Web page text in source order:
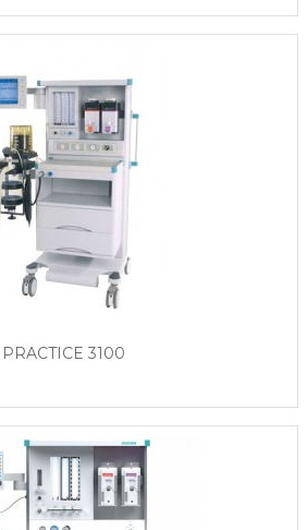
PRACTICE 3100